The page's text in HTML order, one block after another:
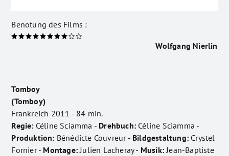
Benotung des Films :
Wolfgang Nierlin
Tomboy
(Tomboy)
Frankreich 2011 - 84 min.
Regie: Céline Sciamma - Drehbuch: Céline Sciamma -
Produktion: Bénédicte Couvreur - Bildgestaltung: Crystel
Fornier - Montage: Julien Lacheray - Musik: Jean-Baptiste